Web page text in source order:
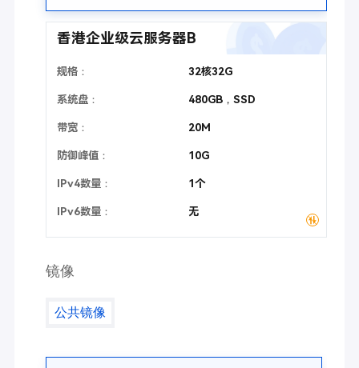
香港企业级云服务器B
规格： 32核32G
系统盘： 480GB ，SSD
带宽： 20M
防御峰值： 10G
IPv4数量： 1个
IPv6数量： 无
镜像
公共镜像